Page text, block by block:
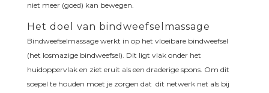
niet meer (goed) kan bewegen.
Het doel van bindweefselmassage
Bindweefselmassage werkt in op het vloeibare bindweefsel
(het losmazige bindweefsel). Dit ligt vlak onder het
huidoppervlak en ziet eruit als een draderige spons. Om dit
soepel te houden moet je zorgen dat dit netwerk net als bij